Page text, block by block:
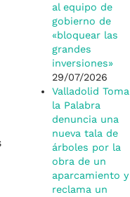
al equipo de
gobierno de
«bloquear las
grandes
inversiones»
29/07/2026
Valladolid Toma
la Palabra
denuncia una
nueva tala de
árboles por la
obra de un
aparcamiento y
reclama un